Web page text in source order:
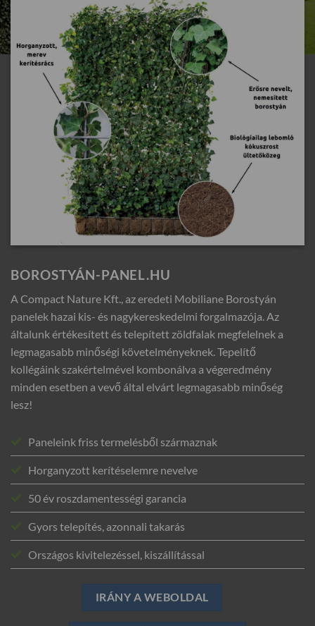
BOROSTYÁN-PANEL.HU
A Compact Nature Kft., az eredeti Mobiliane Borostyán
panelek hazai kis- és nagykereskedelmi forgalmazója. Az
általunk értékesített és telepített zöldfalak megfelelnek a
legmagasabb minőségi követelményeknek. Tepelítő
kollégáink szakértelmével kombonálva a végeredmény
minden esetben a vevő által elvárt legmagasabb minőség
lesz!
Paneleink friss termelésből származnak
Horganyzott kerítéselemre nevelve
50 év roszdamentességi garancia
Gyors telepítés, azonnali takarás
Országos kivitelezéssel, kiszállítással
IRÁNY A WEBOLDAL